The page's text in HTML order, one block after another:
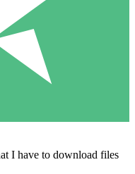
I have to download files